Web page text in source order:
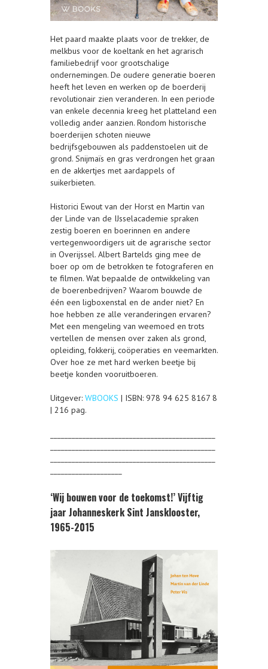
Het paard maakte plaats voor de trekker, de
melkbus voor de koeltank en het agrarisch
familiebedrijf voor grootschalige
ondernemingen. De oudere generatie boeren
heeft het leven en werken op de boerderij
revolutionair zien veranderen. In een periode
van enkele decennia kreeg het platteland een
volledig ander aanzien. Rondom historische
boerderijen schoten nieuwe
bedrijfsgebouwen als paddenstoelen uit de
grond. Snijmaïs en gras verdrongen het graan
en de akkertjes met aardappels of
suikerbieten.
Historici Ewout van der Horst en Martin van
der Linde van de IJsselacademie spraken
zestig boeren en boerinnen en andere
vertegenwoordigers uit de agrarische sector
in Overijssel. Albert Bartelds ging mee de
boer op om de betrokken te fotograferen en
te filmen. Wat bepaalde de ontwikkeling van
de boerenbedrijven? Waarom bouwde de
één een ligboxenstal en de ander niet? En
hoe hebben ze alle veranderingen ervaren?
Met een mengeling van weemoed en trots
vertellen de mensen over zaken als grond,
opleiding, fokkerij, coöperaties en veemarkten.
Over hoe ze met hard werken beetje bij
beetje konden vooruitboeren.
Uitgever: WBOOKS | ISBN: 978 94 625 8167 8
| 216 pag.
‘Wij bouwen voor de toekomst!’ Vijftig
jaar Johanneskerk Sint Jansklooster,
1965-2015